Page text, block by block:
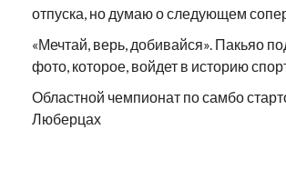
отпуска, но думаю о следующем
«Мечтай, верь, добивайся». Пакьяо
фото, которое, войдет в историю
Областной чемпионат по самбо
Люберцах